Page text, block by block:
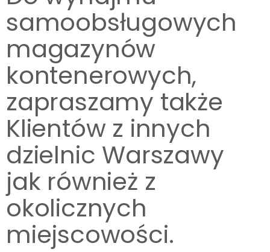
samoobsługowych
magazynów
kontenerowych,
zapraszamy także
Klientów z innych
dzielnic Warszawy
jak również z
okolicznych
miejscowości.